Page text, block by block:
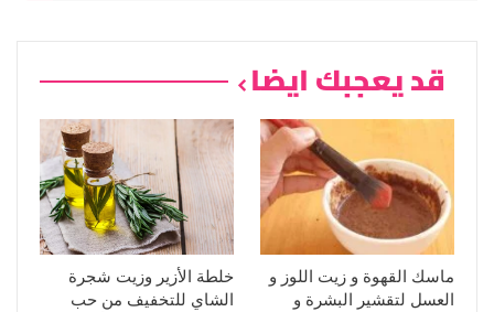
قد يعجبك ايضا
ماسك القهوة و زيت اللوز و
العسل لتقشير البشرة و
خلطة الأزير وزيت شجرة
الشاي للتخفيف من حب